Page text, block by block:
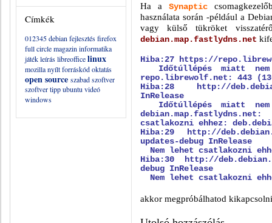
Címkék
012345debian fejlesztésfirefox
full circle magazin informatika
játékleíráslibreofficelinux
mozillanyílt forráskódoktatás
open source szabad szoftver
szoftvertippubuntu videó
windows
Ha a Synaptic
használata során -például a
vagy külső tükröket
debian.map.fastlydns.net
Hiba:27 https://
Időtúllépés miatt nem
repo.librewolf.net: 443
Hiba:28 http://
InRelease
Időtúllépés miatt nem
csatlakozni ehhez:
Hiba:29 http://
updates-debug InRelease
Nem lehet csatlakozni
Hiba:30 http://
debug InRelease
Nem lehet csatlakozni
akkor megpróbálhatod